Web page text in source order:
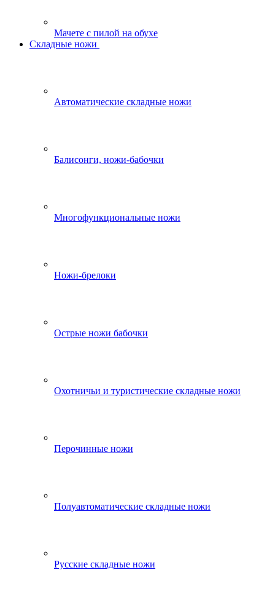
Мачете с пилой на обухе
Складные ножи
Автоматические складные ножи
Балисонги, ножи-бабочки
Многофункциональные ножи
Ножи-брелоки
Острые ножи бабочки
Охотничьи и туристические складные ножи
Перочинные ножи
Полуавтоматические складные ножи
Русские складные ножи